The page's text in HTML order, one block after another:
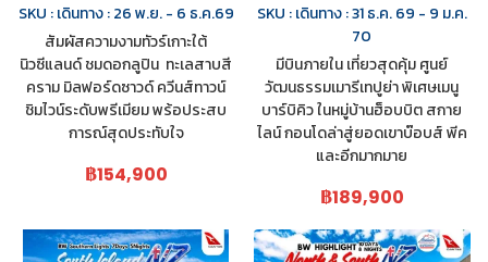
SKU : เดินทาง : 26 พ.ย. - 6 ธ.ค.69
สัมผัสความงามทัวร์เกาะใต้
นิวซีแลนด์ ชมดอกลูปิน ทะเลสาบสี
คราม มิลฟอร์ดซาวด์ ควีนส์ทาวน์
ชิมไวน์ระดับพรีเมียม พร้อประสบ
การณ์สุดประทับใจ
฿154,900
SKU : เดินทาง : 31 ธ.ค. 69 - 9 ม.ค.
70
มีบินภายใน เที่ยวสุดคุ้ม ศูนย์
วัฒนธรรมเมารีเทปูย่า พิเศษเมนู
บาร์บิคิว ในหมู่บ้านฮ็อบบิต สกาย
ไลน์ กอนโดล่าสู่ยอดเขาบ๊อบส์ พีค
และอีกมากมาย
฿189,900